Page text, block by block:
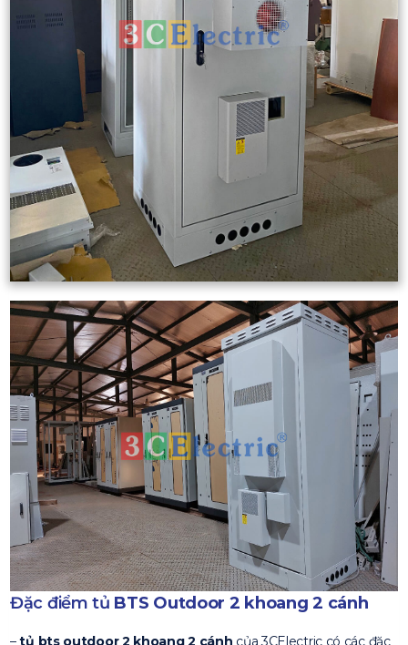
Đặc điểm tủ BTS Outdoor 2 khoang 2 cánh
–tủ bts outdoor 2 khoang 2 cánh của 3CElectric có các đặc